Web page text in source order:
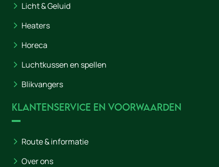
Licht & Geluid
Heaters
Horeca
Luchtkussen en spellen
Blikvangers
Klantenservice en voorwaarden
Route & informatie
Over ons